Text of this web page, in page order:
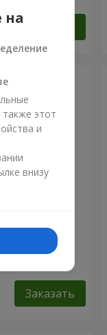
Заказать
на
этот
и
внизу